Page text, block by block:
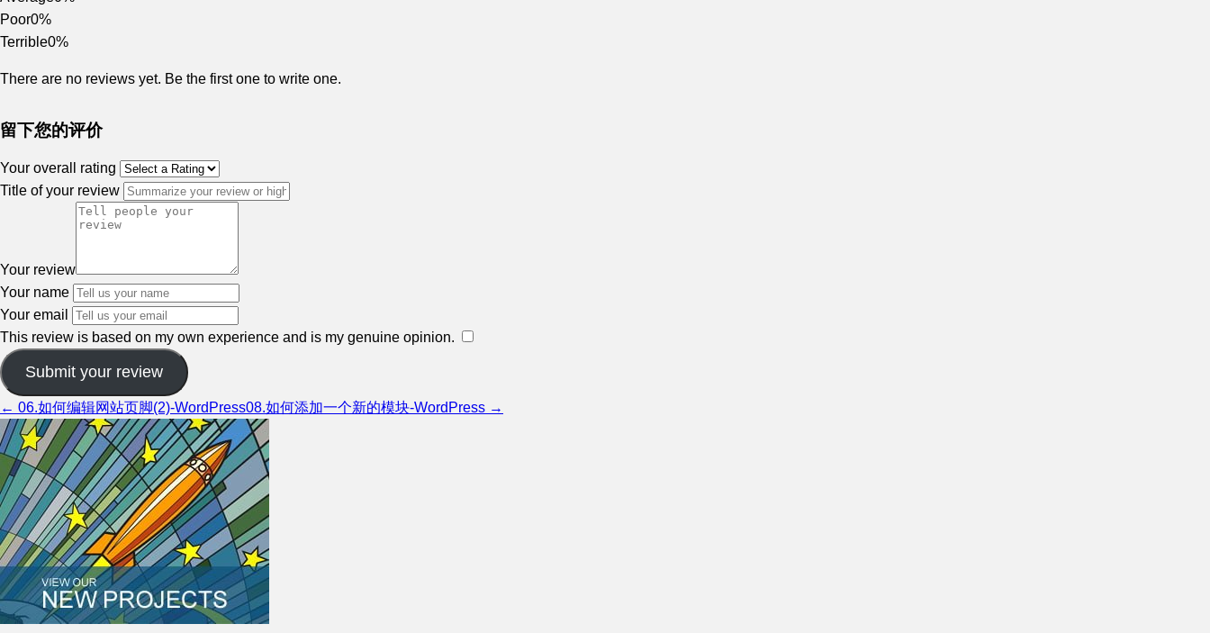
Poor0%
Terrible0%
There are no reviews yet. Be the first one to write one.
留下您的评价
Your overall rating
Title of your review
Your review
Your name
Your email
This review is based on my own experience and is my genuine opinion.
Submit your review
← 06.如何编辑网站页脚(2)-WordPress08.如何添加一个新的模块-WordPress →